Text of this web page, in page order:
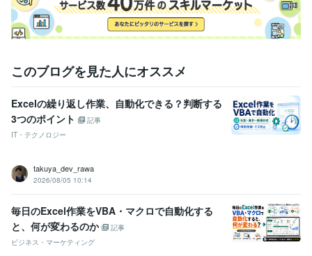
このブログを見た人にオススメ
Excelの繰り返し作業、自動化できる？判断する
3つのポイント
記事
IT・テクノロジー
takuya_dev_rawa
2026/08/05 10:14
毎日のExcel作業をVBA・マクロで自動化する
と、何が変わるのか
記事
ビジネス・マーケティング